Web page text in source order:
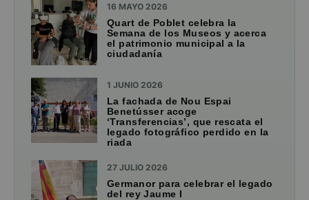
16 MAYO 2026
Quart de Poblet celebra la
Semana de los Museos y acerca
el patrimonio municipal a la
ciudadanía
1 JUNIO 2026
La fachada de Nou Espai
Benetússer acoge
‘Transferencias’, que rescata el
legado fotográfico perdido en la
riada
27 JULIO 2026
Germanor para celebrar el legado
del rey Jaume I